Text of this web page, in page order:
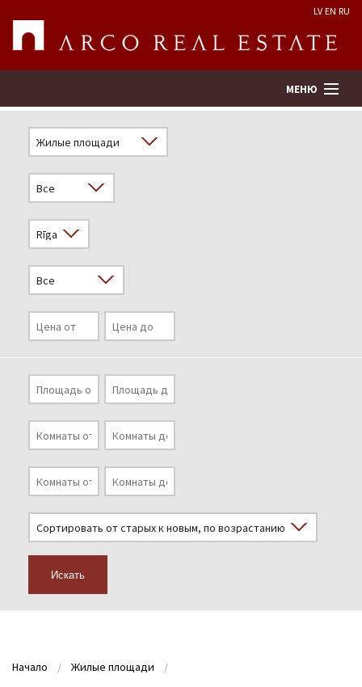
LV EN RU
МЕНЮ
Оценка недвижимости
Предприятие
Услуги
Kонтакты
Искать
Начало Жилые площади